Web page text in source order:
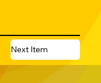
Next Item